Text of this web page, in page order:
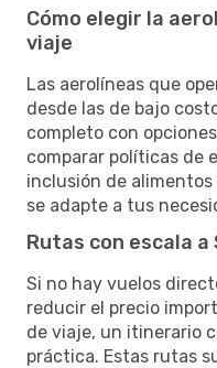
Cómo elegir la
viaje
Las aerolíneas que
desde las de bajo
completo con
comparar políticas de
inclusión de
se adapte a tus
Rutas con escala a
Si no hay vuelos
reducir el precio
de viaje, un itinerario
práctica. Estas rutas